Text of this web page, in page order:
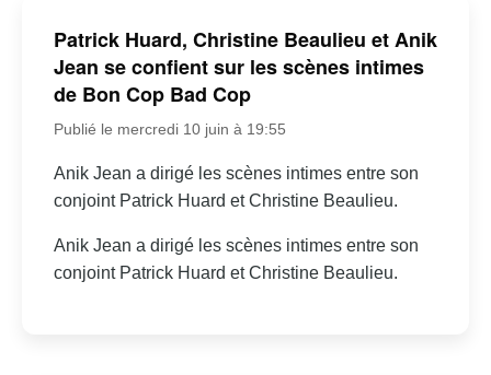
Patrick Huard, Christine Beaulieu et Anik
Jean se confient sur les scènes intimes
de Bon Cop Bad Cop
Publié le mercredi 10 juin à 19:55
Anik Jean a dirigé les scènes intimes entre son
conjoint Patrick Huard et Christine Beaulieu.
Anik Jean a dirigé les scènes intimes entre son
conjoint Patrick Huard et Christine Beaulieu.